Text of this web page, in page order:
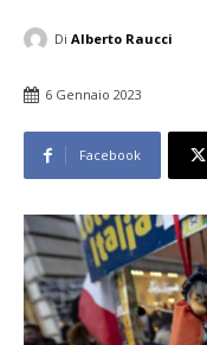
Di Alberto Raucci
6 Gennaio 2023
Facebook